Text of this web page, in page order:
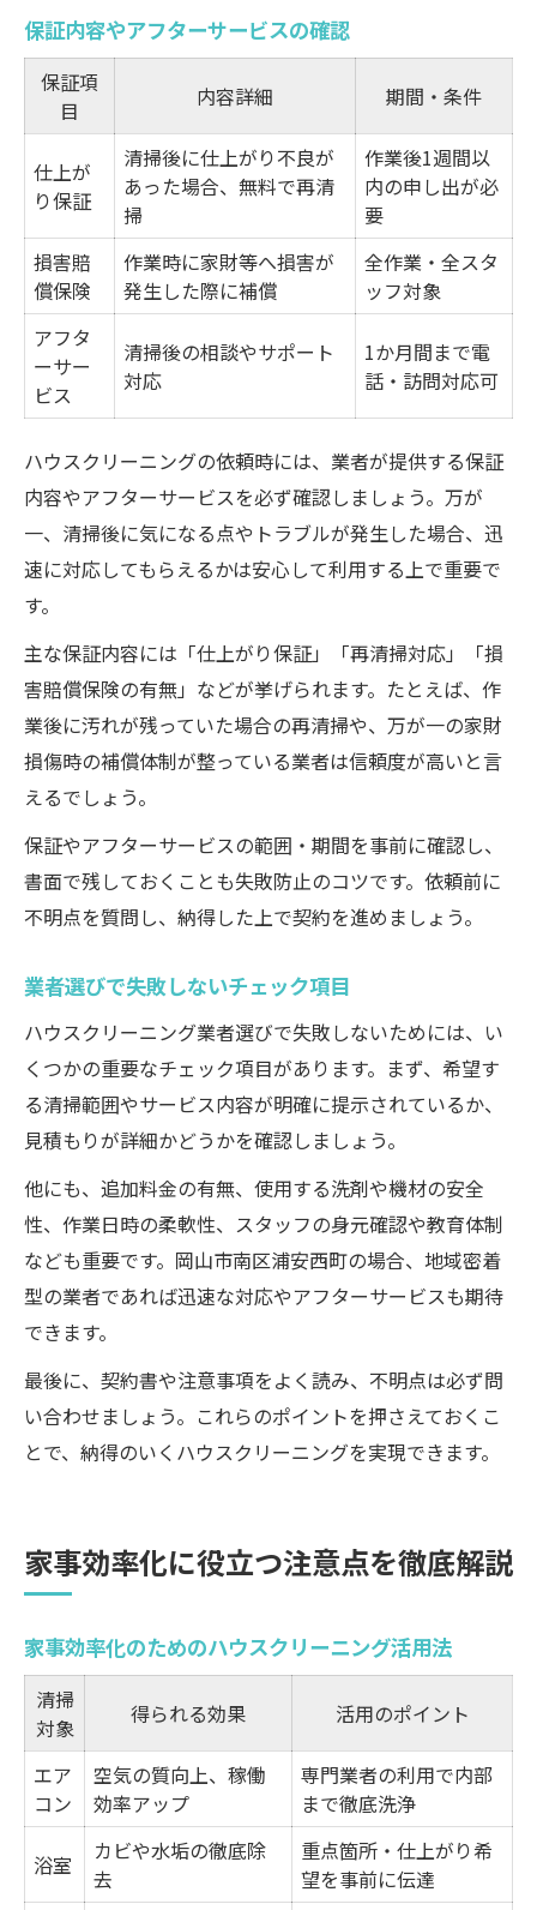
保証内容やアフターサービスの確認
保証項
目
内容詳細 期間・条件
仕上が
り保証
清掃後に仕上がり不良が
あった場合、無料で再清
掃
作業後1週間以
内の申し出が必
要
損害賠
償保険
作業時に家財等へ損害が
発生した際に補償
全作業・全スタ
ッフ対象
アフタ
ーサー
ビス
清掃後の相談やサポート
対応
1か月間まで電
話・訪問対応可
ハウスクリーニングの依頼時には、業者が提供する保証
内容やアフターサービスを必ず確認しましょう。万が
一、清掃後に気になる点やトラブルが発生した場合、迅
速に対応してもらえるかは安心して利用する上で重要で
す。
主な保証内容には「仕上がり保証」「再清掃対応」「損
害賠償保険の有無」などが挙げられます。たとえば、作
業後に汚れが残っていた場合の再清掃や、万が一の家財
損傷時の補償体制が整っている業者は信頼度が高いと言
えるでしょう。
保証やアフターサービスの範囲・期間を事前に確認し、
書面で残しておくことも失敗防止のコツです。依頼前に
不明点を質問し、納得した上で契約を進めましょう。
業者選びで失敗しないチェック項目
ハウスクリーニング業者選びで失敗しないためには、い
くつかの重要なチェック項目があります。まず、希望す
る清掃範囲やサービス内容が明確に提示されているか、
見積もりが詳細かどうかを確認しましょう。
他にも、追加料金の有無、使用する洗剤や機材の安全
性、作業日時の柔軟性、スタッフの身元確認や教育体制
なども重要です。岡山市南区浦安西町の場合、地域密着
型の業者であれば迅速な対応やアフターサービスも期待
できます。
最後に、契約書や注意事項をよく読み、不明点は必ず問
い合わせましょう。これらのポイントを押さえておくこ
とで、納得のいくハウスクリーニングを実現できます。
家事効率化に役立つ注意点を徹底解説
家事効率化のためのハウスクリーニング活用法
清掃
対象
得られる効果 活用のポイント
エア
コン
空気の質向上、稼働
効率アップ
専門業者の利用で内部
まで徹底洗浄
浴室
カビや水垢の徹底除
去
重点箇所・仕上がり希
望を事前に伝達